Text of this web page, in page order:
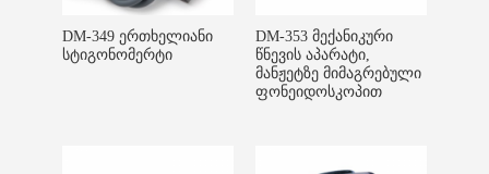
DM-349 ერთხელიანი
სტიგონომერტი
DM-353 მექანიკური
წნევის აპარატი,
მანჟეტზე მიმაგრებული
ფონეიდოსკოპით